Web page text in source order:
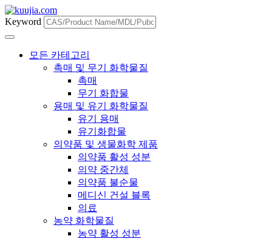
Keyword
모든 카테고리
촉매 및 무기 화학물질
촉매
무기 화합물
용매 및 유기 화학물질
유기 용매
유기화합물
의약품 및 생물화학 제품
의약품 활성 성분
의약 중간체
의약품 불순물
메디신 건설 블록
의료
농약 화학물질
농약 활성 성분